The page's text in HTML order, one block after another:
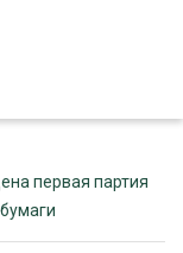
первая партия